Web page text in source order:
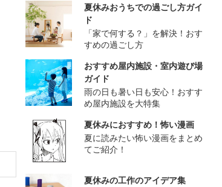
夏休みおうちでの過ごし方ガイ
ド
「家で何する？」を解決！おす
すめの過ごし方
おすすめ屋内施設・室内遊び場
ガイド
雨の日も暑い日も安心！おすす
め屋内施設を大特集
夏休みにおすすめ！怖い漫画
夏に読みたい怖い漫画をまとめ
てご紹介！
夏休みの工作のアイデア集